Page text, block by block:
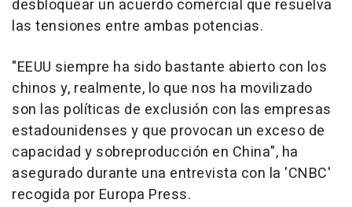
desbloquear un acuerdo comercial que resuelva
las tensiones entre ambas potencias.
"EEUU siempre ha sido bastante abierto con los
chinos y, realmente, lo que nos ha movilizado
son las políticas de exclusión con las empresas
estadounidenses y que provocan un exceso de
capacidad y sobreproducción en China", ha
asegurado durante una entrevista con la 'CNBC'
recogida por Europa Press.